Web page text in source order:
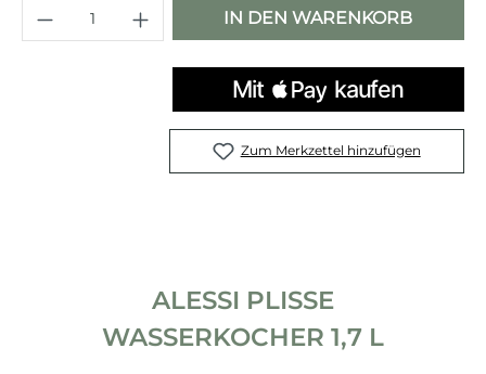
Produkt Anzahl: Gib den
IN DEN WARENKORB
Zum Merkzettel hinzufügen
ALESSI PLISSE
WASSERKOCHER 1,7 L